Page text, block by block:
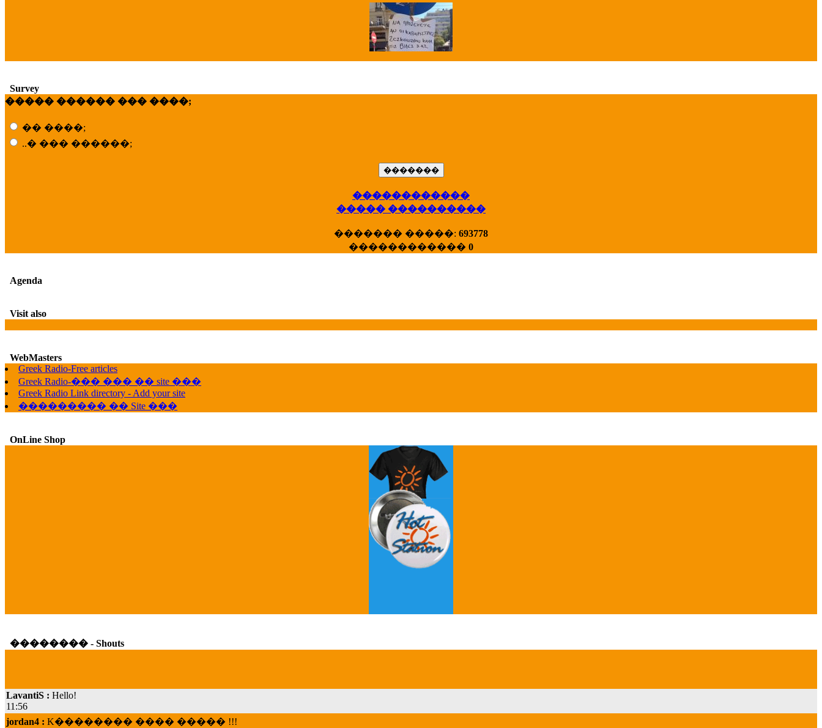
����� HotStat
...
Grey's Anatomy
Survey
����� ������ ��� ����;
�� ����;
..� ��� ������;
������������
����� ����������
������� �����: 693778
������������ 0
Agenda
Visit also
WebMasters
Greek Radio-Free articles
Greek Radio-��� ��� �� site ���
Greek Radio Link directory - Add your site
��������� �� Site ���
OnLine Shop
�������� - Shouts
11:56
jordan4 :K�������� ���� ����� !!!
19:45